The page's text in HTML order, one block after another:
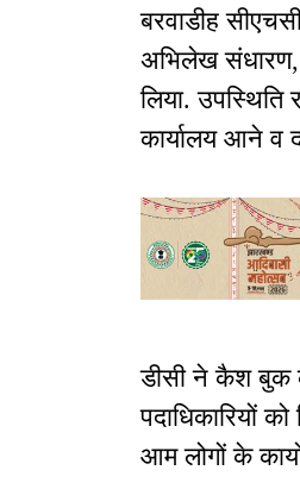
बरवाडीह
अभिलेख संधारण,
लिया.
कार्यालय आने व
डीसी ने कैश बुक
पदाधिकारियों
आम लोगों के